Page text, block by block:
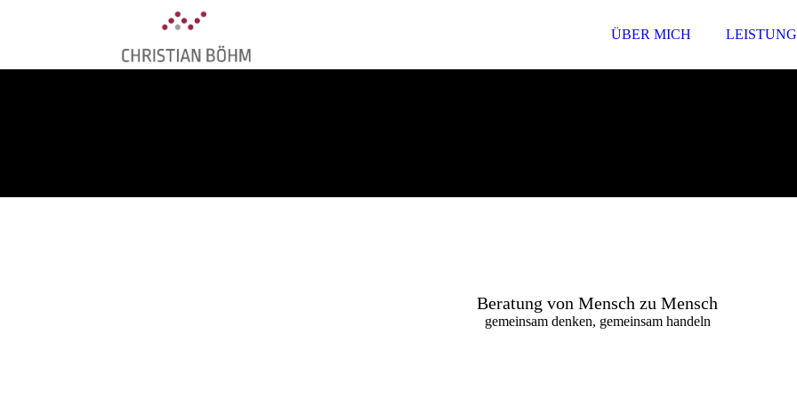
ÜBER MICH
Beratung von Mensch zu Mensch
gemeinsam denken, gemeinsam handeln